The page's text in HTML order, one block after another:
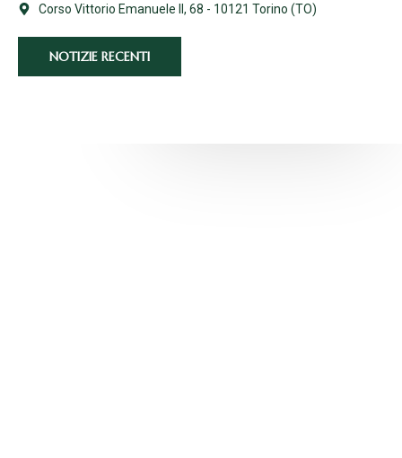
Corso Vittorio Emanuele II, 68 - 10121 Torino (TO)
NOTIZIE RECENTI